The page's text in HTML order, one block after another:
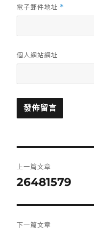
電子郵件地址 *
個人網站網址
章
覽
上一篇文章
上
篇
文
26481579
下一篇文章